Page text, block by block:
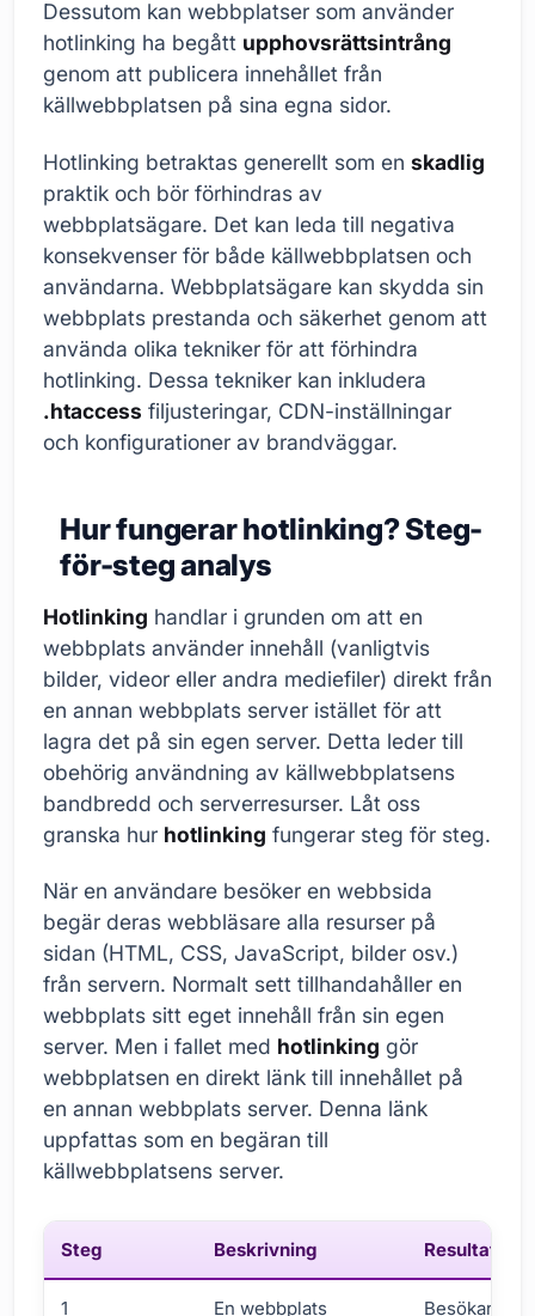
Dessutom kan webbplatser som använder
hotlinking ha begått upphovsrättsintrång
genom att publicera innehållet från
källwebbplatsen på sina egna sidor.
Hotlinking betraktas generellt som en skadlig
praktik och bör förhindras av
webbplatsägare. Det kan leda till negativa
konsekvenser för både källwebbplatsen och
användarna. Webbplatsägare kan skydda sin
webbplats prestanda och säkerhet genom att
använda olika tekniker för att förhindra
hotlinking. Dessa tekniker kan inkludera
.htaccess filjusteringar, CDN-inställningar
och konfigurationer av brandväggar.
Hur fungerar hotlinking? Steg-
för-steg analys
Hotlinking handlar i grunden om att en
webbplats använder innehåll (vanligtvis
bilder, videor eller andra mediefiler) direkt från
en annan webbplats server istället för att
lagra det på sin egen server. Detta leder till
obehörig användning av källwebbplatsens
bandbredd och serverresurser. Låt oss
granska hur hotlinking fungerar steg för steg.
När en användare besöker en webbsida
begär deras webbläsare alla resurser på
sidan (HTML, CSS, JavaScript, bilder osv.)
från servern. Normalt sett tillhandahåller en
webbplats sitt eget innehåll från sin egen
server. Men i fallet med hotlinking gör
webbplatsen en direkt länk till innehållet på
en annan webbplats server. Denna länk
uppfattas som en begäran till
källwebbplatsens server.
Steg Beskrivning Resultat
1 En webbplats Besökare på